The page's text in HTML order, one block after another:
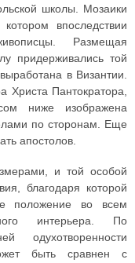
школы. Мозаики
впоследствии
Размещая
придерживались той
в Византии.
Христа Пантократора,
ниже изображена
по сторонам. Еще
апостолов.
и той особой
благодаря которой
положение во всем
интерьера. По
одухотворенности
быть сравнен с